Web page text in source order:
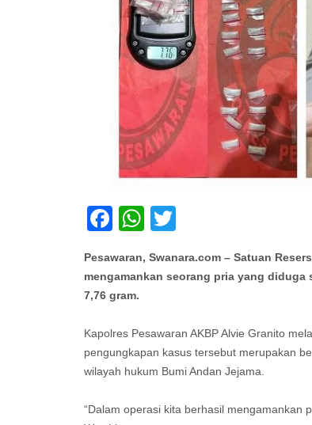
Facebook
WhatsApp
Pesawaran, Swanara.com – Satuan
mengamankan seorang pria yang
7,76 gram.
Kapolres Pesawaran AKBP Alvie Granito
pengungkapan kasus tersebut merupakan
wilayah hukum Bumi Andan Jejama.
“Dalam operasi kita berhasil mengamankan